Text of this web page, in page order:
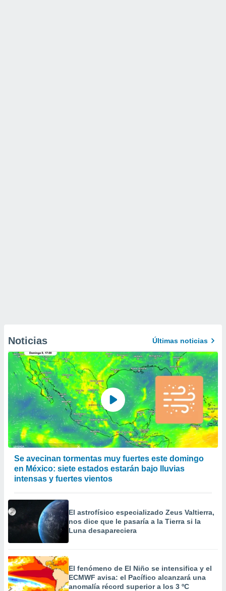
Noticias Últimas noticias
Se avecinan tormentas muy fuertes este domingo
en México: siete estados estarán bajo lluvias
intensas y fuertes vientos
El astrofísico especializado Zeus Valtierra,
nos dice que le pasaría a la Tierra si la
Luna desapareciera
El fenómeno de El Niño se intensifica y el
ECMWF avisa: el Pacífico alcanzará una
anomalía récord superior a los 3 ºC